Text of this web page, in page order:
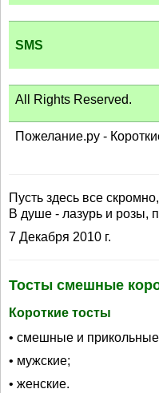
SMS
All Rights Reserved.
Пожелание.ру -
Пусть здесь все
В душе - лазурь и розы,
7 Декабря 2010 г.
Тосты смешные
Короткие тосты
• смешные и
• мужские;
• женские.